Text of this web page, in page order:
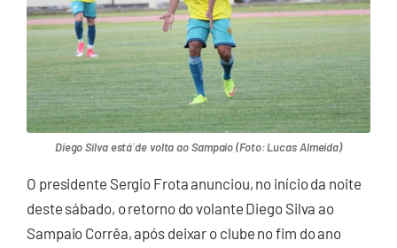
Diego Silva está´de volta ao Sampaio (Foto: Lucas Almeida)
O presidente Sergio Frota anunciou, no início da noite
deste sábado, o retorno do volante Diego Silva ao
Sampaio Corrêa, após deixar o clube no fim do ano